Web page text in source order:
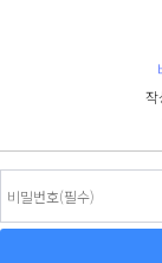
작